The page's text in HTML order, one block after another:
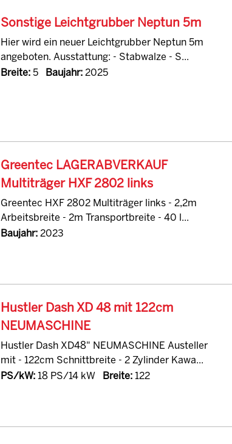
Sonstige Leichtgrubber Neptun 5m
Hier wird ein neuer Leichtgrubber Neptun 5m
angeboten. Ausstattung: - Stabwalze - S...
Breite:5 Baujahr:2025
Greentec LAGERABVERKAUF
Multiträger HXF 2802 links
Greentec HXF 2802 Multiträger links - 2,2m
Arbeitsbreite - 2m Transportbreite - 40 l...
Baujahr:2023
Hustler Dash XD 48 mit 122cm
NEUMASCHINE
Hustler Dash XD48" NEUMASCHINE Austeller
mit - 122cm Schnittbreite - 2 Zylinder Kawa...
PS/kW:18 PS/14 kW Breite:122